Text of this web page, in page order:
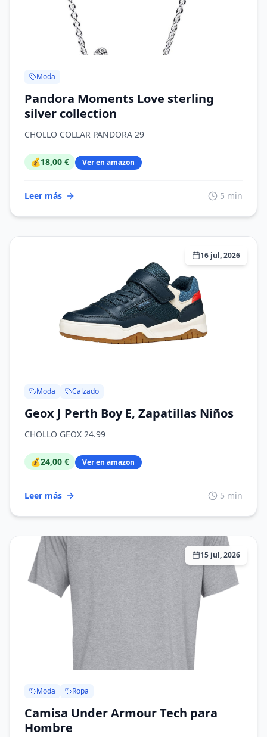
Moda
Pandora Moments Love sterling
silver collection
CHOLLO COLLAR PANDORA 29
💰18,00 € Ver en amazon
Leer más 5 min
16 jul, 2026
Moda Calzado
Geox J Perth Boy E, Zapatillas Niños
CHOLLO GEOX 24.99
💰24,00 € Ver en amazon
Leer más 5 min
15 jul, 2026
Moda Ropa
Camisa Under Armour Tech para
Hombre